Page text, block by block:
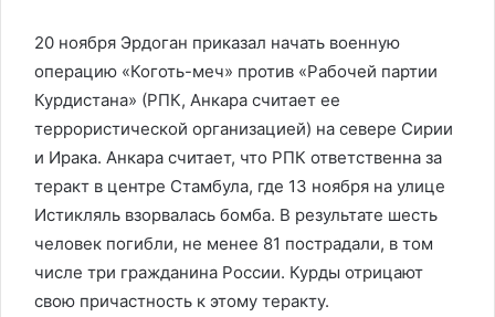
20 ноября Эрдоган приказал начать военную
операцию «Коготь-меч» против «Рабочей партии
Курдистана» (РПК, Анкара считает ее
террористической организацией) на севере Сирии
и Ирака. Анкара считает, что РПК ответственна за
теракт в центре Стамбула, где 13 ноября на улице
Истикляль взорвалась бомба. В результате шесть
человек погибли, не менее 81 пострадали, в том
числе три гражданина России. Курды отрицают
свою причастность к этому теракту.